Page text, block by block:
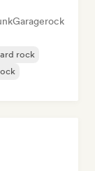
Garagerock
rock